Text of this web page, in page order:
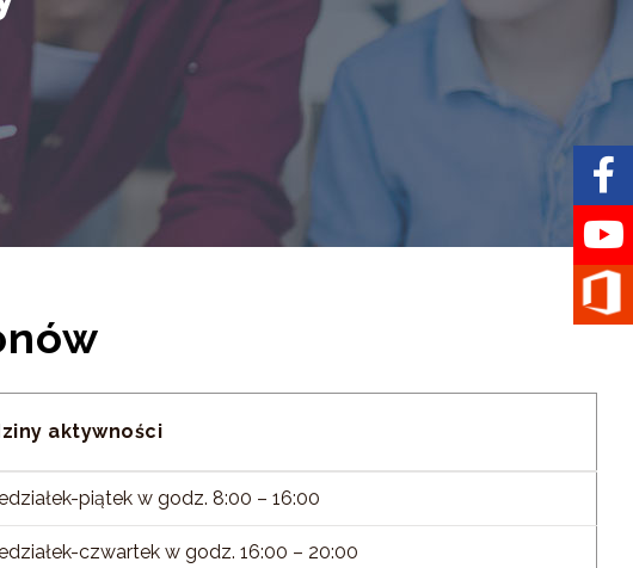
aktywności
piątek w godz. 8:00 – 16:00
czwartek w godz. 16:00 – 20:00